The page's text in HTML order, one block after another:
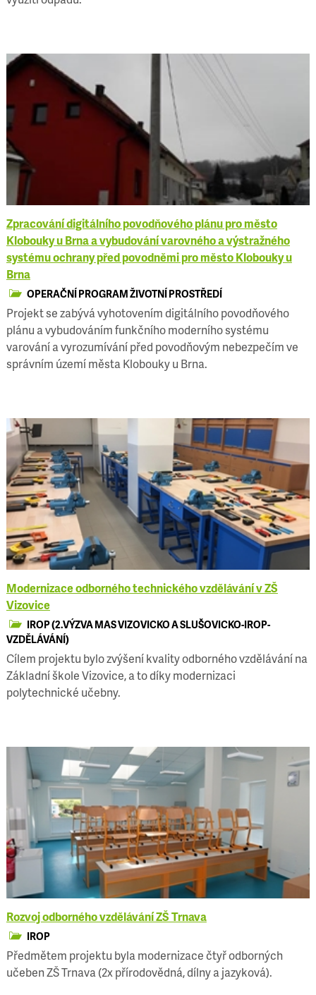
Zpracování digitálního povodňového plánu pro město
Klobouky u Brna a vybudování varovného a výstražného
systému ochrany před povodněmi pro město Klobouky u
Brna
OPERAČNÍ PROGRAM ŽIVOTNÍ PROSTŘEDÍ
Projekt se zabývá vyhotovením digitálního povodňového
plánu a vybudováním funkčního moderního systému
varování a vyrozumívání před povodňovým nebezpečím ve
správním území města Klobouky u Brna.
Modernizace odborného technického vzdělávání v ZŠ
Vizovice
IROP (2.VÝZVA MAS VIZOVICKO A SLUŠOVICKO-IROP-
VZDĚLÁVÁNÍ)
Cílem projektu bylo zvýšení kvality odborného vzdělávání na
Základní škole Vizovice, a to díky modernizaci
polytechnické učebny.
Rozvoj odborného vzdělávání ZŠ Trnava
IROP
Předmětem projektu byla modernizace čtyř odborných
učeben ZŠ Trnava (2x přírodovědná, dílny a jazyková).